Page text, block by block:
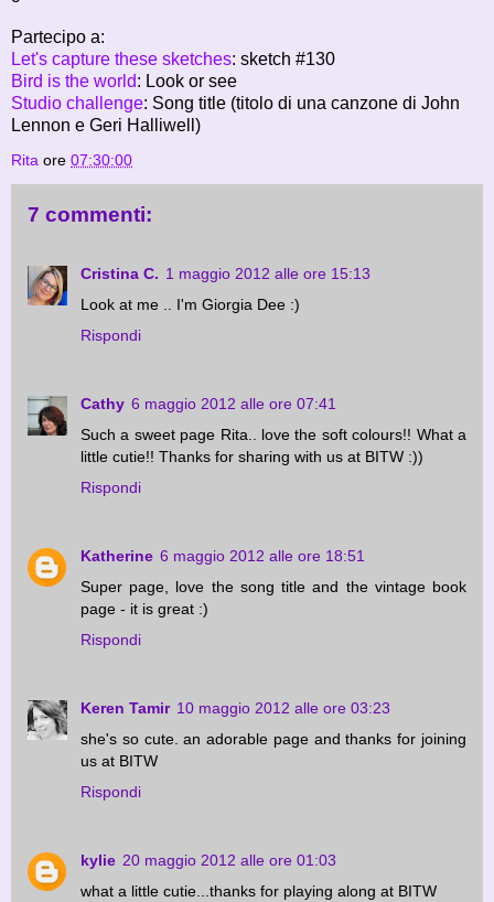
Partecipo a:
Let's capture these sketches: sketch #130
Bird is the world: Look or see
Studio challenge: Song title (titolo di una canzone di John
Lennon e Geri Halliwell)
Rita ore 07:30:00
7 commenti:
Cristina C. 1 maggio 2012 alle ore 15:13
Look at me .. I'm Giorgia Dee :)
Rispondi
Cathy 6 maggio 2012 alle ore 07:41
Such a sweet page Rita.. love the soft colours!! What a
little cutie!! Thanks for sharing with us at BITW :))
Rispondi
Katherine 6 maggio 2012 alle ore 18:51
Super page, love the song title and the vintage book
page - it is great :)
Rispondi
Keren Tamir 10 maggio 2012 alle ore 03:23
she's so cute. an adorable page and thanks for joining
us at BITW
Rispondi
kylie 20 maggio 2012 alle ore 01:03
what a little cutie...thanks for playing along at BITW